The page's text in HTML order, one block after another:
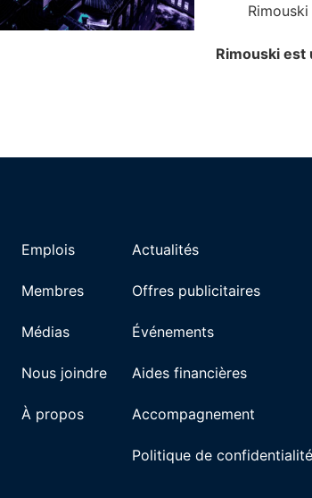
Rimouski est
Emplois
Membres
Médias
Nous joindre
À propos
Actualités
Offres publicitaires
Événements
Aides financières
Accompagnement
Politique de confidentialité